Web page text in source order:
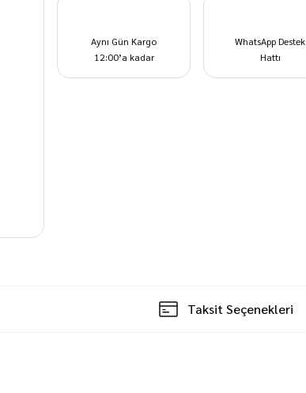
Aynı Gün Kargo
12:00’a kadar
WhatsApp Destek
Hattı
Taksit Seçenekleri